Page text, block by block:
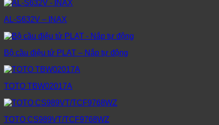
AL-S632V – INAX
Bộ cầu điệu tử PLAT – Nắp tự động
TOTO TBW02017A
TOTO CS989VT/TCF9768WZ